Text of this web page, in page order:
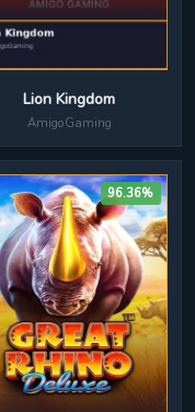
Lion Kingdom
AmigoGaming
96.36%